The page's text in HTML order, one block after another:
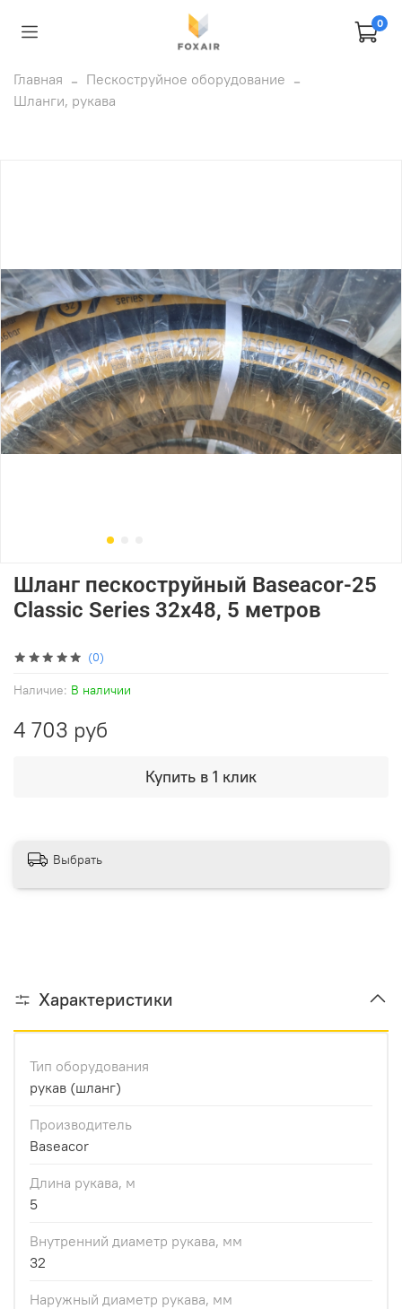
0
Главная
Пескоструйное оборудование
Шланги, рукава
(0)
Наличие: В наличии
Шланг пескоструйный Baseacor-25
Classic Series 32x48, 5 метров
4 703 руб
Купить в 1 клик
Выбрать
Характеристики
Тип оборудования
рукав (шланг)
Производитель
Baseacor
Длина рукава, м
5
Внутренний диаметр рукава, мм
32
Наружный диаметр рукава, мм